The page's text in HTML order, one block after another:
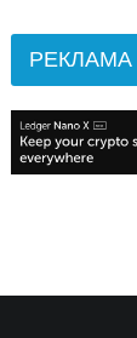
РЕКЛАМА